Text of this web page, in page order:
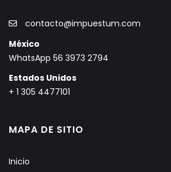
contacto@impuestum.com
México
WhatsApp 56 3973 2794
Estados Unidos
+ 1 305 4477101
MAPA DE SITIO
Inicio